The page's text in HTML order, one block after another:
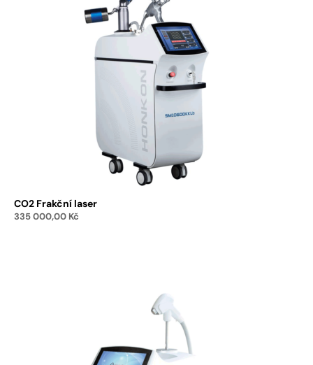
CO2 Frakční laser
335 000,00 Kč